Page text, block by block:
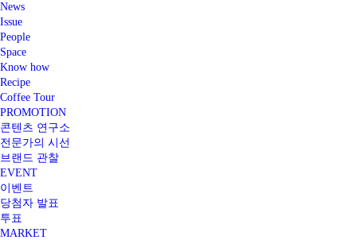
News
Issue
People
Space
Know how
Recipe
Coffee Tour
PROMOTION
콘텐츠 연구소
전문가의 시선
브랜드 관찰
EVENT
이벤트
당첨자 발표
투표
MARKET